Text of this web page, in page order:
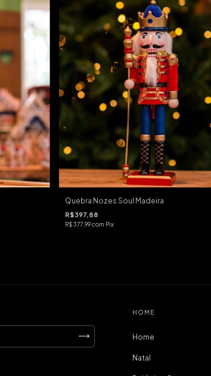
Quebra Nozes Soul Madeira
R$397,88
R$377,99com Pix
HOME
Home
Natal